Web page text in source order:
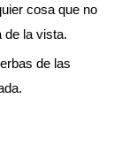
cosa que no
de la vista.
de las